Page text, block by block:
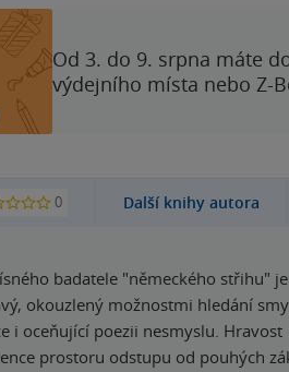
Od 3. do 9. srpna máte
výdejního místa nebo Z-
0 Další knihy autora
badatele "německého střihu"
okouzlený možnostmi hledání
i oceňující poezii nesmyslu. Hravost
prostoru odstupu od pouhých